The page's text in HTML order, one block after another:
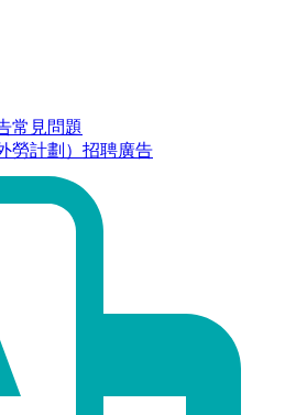
常見問題
勞計劃）招聘廣告